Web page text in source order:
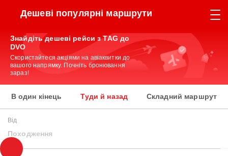
Дешеві популярні маршрути
Знайдіть дешеві рейси з TAG до
DVO
Скористайтеся акціями на авіаквитки до
вашого напрямку. Почніть бронювання
зараз!
В один кінець Туди й назад Складний маршрут
Від
Походження